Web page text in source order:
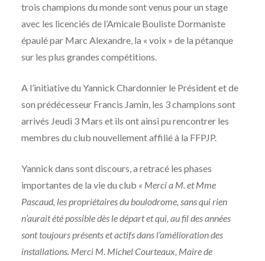
trois champions du monde sont venus pour un stage
avec les licenciés de l’Amicale Bouliste Dormaniste
épaulé par Marc Alexandre, la « voix » de la pétanque
sur les plus grandes compétitions.
A l’initiative du Yannick Chardonnier le Président et de
son prédécesseur Francis Jamin, les 3 champions sont
arrivés Jeudi 3 Mars et ils ont ainsi pu rencontrer les
membres du club nouvellement affilié à la FFPJP.
Yannick dans sont discours, a retracé les phases
importantes de la vie du club « Merci a M. et Mme
Pascaud, les propriétaires du boulodrome, sans qui rien
n’aurait été possible dès le départ et qui, au fil des années
sont toujours présents et actifs dans l’amélioration des
installations. Merci M. Michel Courteaux, Maire de